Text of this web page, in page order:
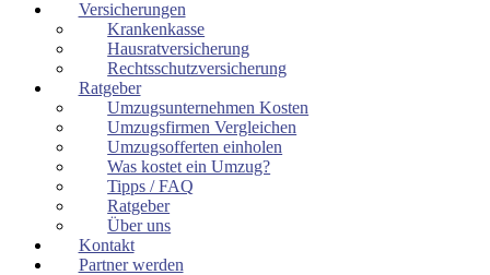
Versicherungen
Krankenkasse
Hausratversicherung
Rechtsschutzversicherung
Ratgeber
Umzugsunternehmen Kosten
Umzugsfirmen Vergleichen
Umzugsofferten einholen
Was kostet ein Umzug?
Tipps / FAQ
Ratgeber
Über uns
Kontakt
Partner werden